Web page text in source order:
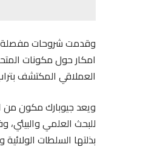
وقدمت شروحات مفصلة
امكار حول مكونات
العملاقي المكتشف
ويعد جيوبارك مكون من
للبحث العلمي والبيئي،
بذلتها السلطات